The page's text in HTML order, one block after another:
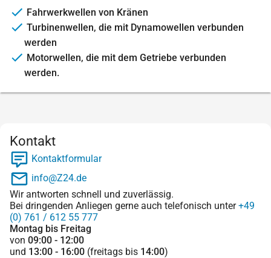
Fahrwerkwellen von Kränen
Turbinenwellen, die mit Dynamowellen verbunden
werden
Motorwellen, die mit dem Getriebe verbunden
werden.
Kontakt
Kontaktformular
info@Z24.de
Wir antworten schnell und zuverlässig.
Bei dringenden Anliegen gerne auch telefonisch unter+49
(0) 761 / 612 55 777
Montag bis Freitag
von 09:00 - 12:00
und 13:00 - 16:00 (freitags bis 14:00)